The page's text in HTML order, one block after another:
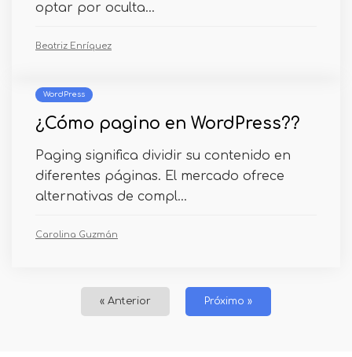
optar por oculta...
Beatriz Enríquez
WordPress
¿Cómo pagino en WordPress??
Paging significa dividir su contenido en
diferentes páginas. El mercado ofrece
alternativas de compl...
Carolina Guzmán
« Anterior Próximo »